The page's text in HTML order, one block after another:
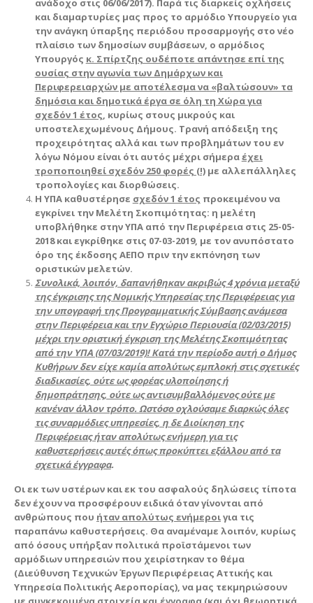
ανάδοχο στις 06/06/2017). Παρά τις διαρκείς οχλήσεις
και διαμαρτυρίες μας προς το αρμόδιο Υπουργείο για
την ανάγκη ύπαρξης περιόδου προσαρμογής στο νέο
πλαίσιο των δημοσίων συμβάσεων, ο αρμόδιος
Υπουργός κ. Σπίρτζης ουδέποτε απάντησε επί της
ουσίας στην αγωνία των Δημάρχων και
Περιφερειαρχών με αποτέλεσμα να «βαλτώσουν» τα
δημόσια και δημοτικά έργα σε όλη τη Χώρα για
σχεδόν 1 έτος, κυρίως στους μικρούς και
υποστελεχωμένους Δήμους. Τρανή απόδειξη της
προχειρότητας αλλά και των προβλημάτων του εν
λόγω Νόμου είναι ότι αυτός μέχρι σήμεραέχει
τροποποιηθεί σχεδόν 250 φορές (!)με αλλεπάλληλες
τροπολογίες και διορθώσεις.
Η ΥΠΑ καθυστέρησε σχεδόν 1 έτος προκειμένου να
εγκρίνει την Μελέτη Σκοπιμότητας: η μελέτη
υποβλήθηκε στην ΥΠΑ από την Περιφέρεια στις 25-05-
2018 και εγκρίθηκε στις 07-03-2019, με τον ανυπόστατο
όρο της έκδοσης ΑΕΠΟ πριν την εκπόνηση των
οριστικών μελετών.
Συνολικά, λοιπόν, δαπανήθηκαν ακριβώς 4 χρόνια μεταξύ
της έγκρισης της Νομικής Υπηρεσίας της Περιφέρειας για
την υπογραφή της Προγραμματικής Σύμβασης ανάμεσα
στην Περιφέρεια και την Εγχώριο Περιουσία (02/03/2015)
μέχρι την οριστική έγκριση της Μελέτης Σκοπιμότητας
από την ΥΠΑ (07/03/2019)! Κατά την περίοδο αυτή ο Δήμος
Κυθήρων δεν είχε καμία απολύτως εμπλοκή στις σχετικές
διαδικασίες, ούτε ως φορέας υλοποίησης ή
δημοπράτησης, ούτε ως αντισυμβαλλόμενος ούτε με
κανέναν άλλον τρόπο. Ωστόσο οχλούσαμε διαρκώς όλες
τις συναρμόδιες υπηρεσίες, η δε Διοίκηση της
Περιφέρειας ήταν απολύτως ενήμερη για τις
καθυστερήσεις αυτές όπως προκύπτει εξάλλου από τα
σχετικά έγγραφα.
Οι εκ των υστέρων και εκ του ασφαλούς δηλώσεις τίποτα
δεν έχουν να προσφέρουν ειδικά όταν γίνονται από
ανθρώπους που ήταν απολύτως ενήμεροιγια τις
παραπάνω καθυστερήσεις. Θα αναμέναμε λοιπόν, κυρίως
από όσους υπήρξαν πολιτικά προϊστάμενοι των
αρμόδιων υπηρεσιών που χειρίστηκαν το θέμα
(Διεύθυνση Τεχνικών Έργων Περιφέρειας Αττικής και
Υπηρεσία Πολιτικής Αεροπορίας), να μας τεκμηριώσουν